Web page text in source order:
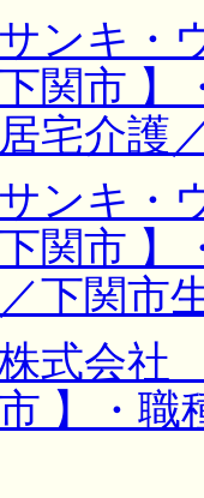
ンキ
関市
宅介護
ンキ
関市
下関市
式会
市 】・